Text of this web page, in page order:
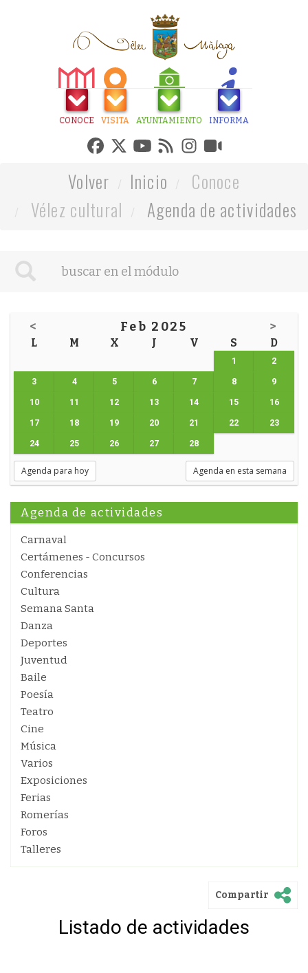
CONOCE VISITA AYUNTAMIENTO INFORMA
Volver Inicio
Conoce
Vélez cultural
Agenda de actividades
< Feb 2025 >
L M X J V S D
1 2
3 4 5 6 7 8 9
10 11 12 13 14 15 16
17 18 19 20 21 22 23
24 25 26 27 28
Agenda para hoy Agenda en esta semana
Agenda de actividades
Carnaval
Certámenes - Concursos
Conferencias
Cultura
Semana Santa
Danza
Deportes
Juventud
Baile
Poesía
Teatro
Cine
Música
Varios
Exposiciones
Ferias
Romerías
Foros
Talleres
Compartir
Listado de actividades